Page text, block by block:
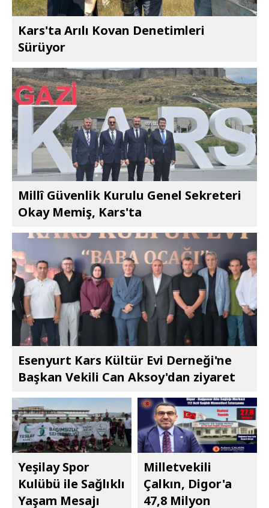
Kars'ta Arılı Kovan Denetimleri
Sürüyor
Millî Güvenlik Kurulu Genel Sekreteri
Okay Memiş, Kars'ta
Esenyurt Kars Kültür Evi Derneği'ne
Başkan Vekili Can Aksoy'dan ziyaret
Yeşilay Spor
Kulübü ile Sağlıklı
Yaşam Mesajı
Milletvekili
Çalkın, Digor'a
47,8 Milyon